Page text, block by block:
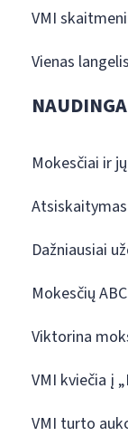
VMI
Vienas
NAUDINGA
Mokesčiai ir
Dažniausiai
Mokesčių ABC
Viktorina
VMI kviečia į
VMI turto